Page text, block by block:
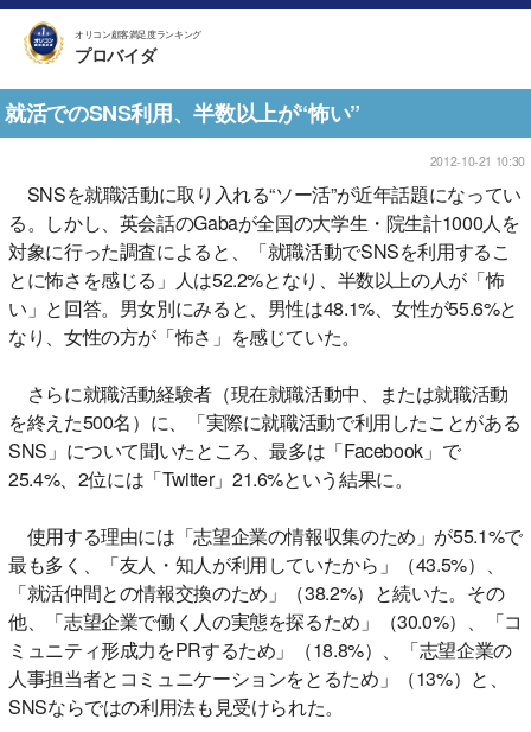
オリコン顧客満足度ランキング
プロバイダ
就活でのSNS利用、半数以上が“怖い”
2012-10-21 10:30
SNSを就職活動に取り入れる“ソー活”が近年話題になってい
る。しかし、英会話のGabaが全国の大学生・院生計1000人を
対象に行った調査によると、「就職活動でSNSを利用するこ
とに怖さを感じる」人は52.2%となり、半数以上の人が「怖
い」と回答。男女別にみると、男性は48.1%、女性が55.6%と
なり、女性の方が「怖さ」を感じていた。
さらに就職活動経験者（現在就職活動中、または就職活動
を終えた500名）に、「実際に就職活動で利用したことがある
SNS」について聞いたところ、最多は「Facebook」で
25.4%、2位には「Twitter」21.6%という結果に。
使用する理由には「志望企業の情報収集のため」が55.1%で
最も多く、「友人・知人が利用していたから」（43.5%）、
「就活仲間との情報交換のため」（38.2%）と続いた。その
他、「志望企業で働く人の実態を探るため」（30.0%）、「コ
ミュニティ形成力をPRするため」（18.8%）、「志望企業の
人事担当者とコミュニケーションをとるため」（13%）と、
SNSならではの利用法も見受けられた。